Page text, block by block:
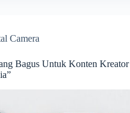
Camera
Bagus Untuk Konten Kreator